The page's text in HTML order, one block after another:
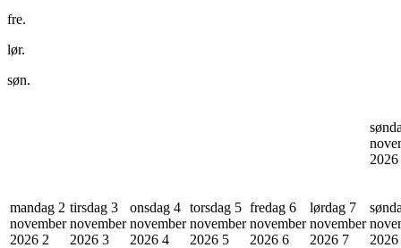
fre.
lør.
søn.
2026
mandag 2
november
2026 2
tirsdag 3
november
2026 3
onsdag 4
november
2026 4
torsdag 5
november
2026 5
fredag 6
november
2026 6
lørdag 7
november
2026 7
2026